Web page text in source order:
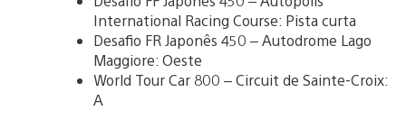
International Racing Course: Pista curta
Desafio FR Japonês 450 – Autodrome Lago
Maggiore: Oeste
World Tour Car 800 – Circuit de Sainte-Croix:
A